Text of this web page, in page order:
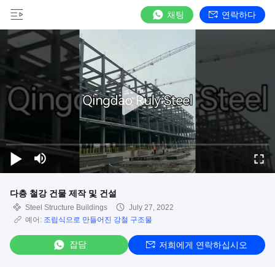
채팅 연락하다
다층 철강 건물 제작 및 건설
Steel Structure Buildings
July 27, 2022
예어: 조립식으로 만들어진 강철 구조물
잡담 저희에게 연락하십시오